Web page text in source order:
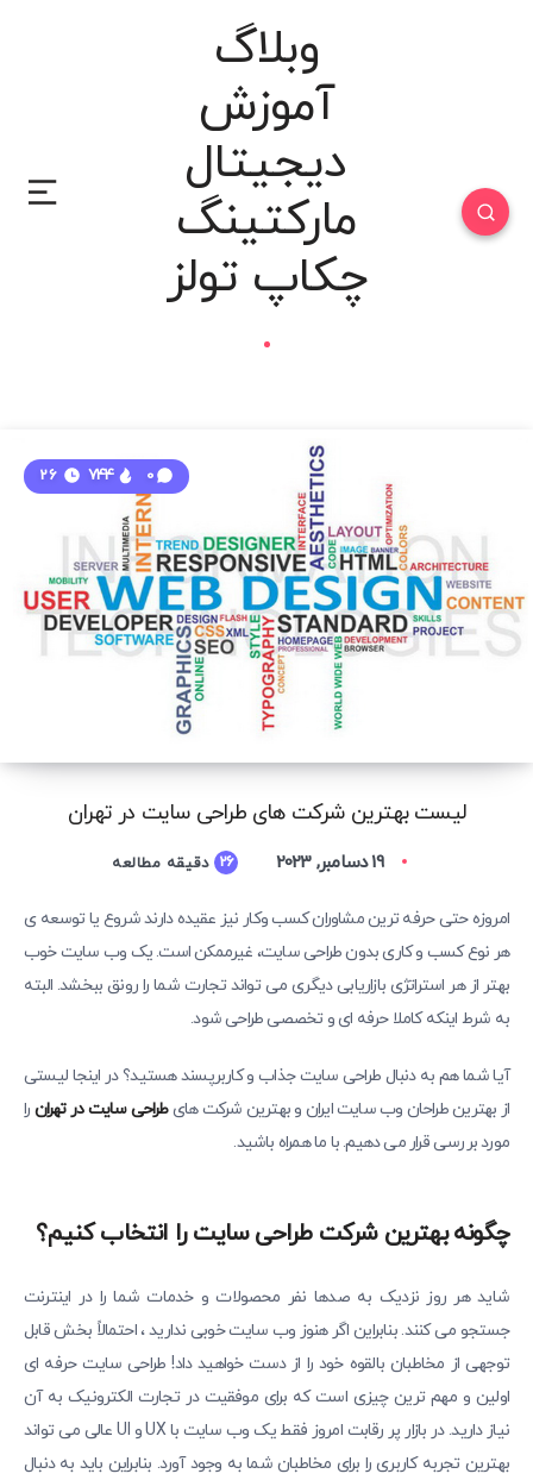
وبلاگ
آموزش
دیجیتال
مارکتینگ
چکاپ تولز
لیست بهترین شرکت های طراحی سایت در تهران
0
744
19 دسامبر, 2023 26 دقیقه مطالعه
امروزه حتی حرفه ترین مشاوران کسب وکار نیز عقیده دارند شروع یا توسعه ی
هر نوع کسب و کاری بدون طراحی سایت، غیرممکن است. یک وب سایت خوب
بهتر از هر استراتژی بازاریابی دیگری می تواند تجارت شما را رونق ببخشد. البته
به شرط اینکه کاملا حرفه ای و تخصصی طراحی شود.
آیا شما هم به دنبال طراحی سایت جذاب و کاربرپسند هستید؟ در اینجا لیستی
از بهترین طراحان وب سایت ایران و بهترین شرکت هایطراحی سایت در تهران را
مورد بررسی قرار می دهیم. با ما همراه باشید.
چگونه بهترین شرکت طراحی سایت را انتخاب کنیم؟
شاید هر روز نزدیک به صدها نفر محصولات و خدمات شما را در اینترنت
جستجو می کنند. بنابراین اگر هنوز وب سایت خوبی ندارید ، احتمالاً بخش قابل
توجهی از مخاطبان بالقوه خود را از دست خواهید داد! طراحی سایت حرفه ای
اولین و مهم ترین چیزی است که برای موفقیت در تجارت الکترونیک به آن
نیاز دارید. در بازار پر رقابت امروز فقط یک وب سایت با UX و UI عالی می تواند
بهترین تجربه کاربری را برای مخاطبان شما به وجود آورد. بنابراین باید به دنبال